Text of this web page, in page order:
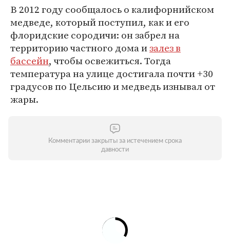
В 2012 году сообщалось о калифорнийском
медведе, который поступил, как и его
флоридские сородичи: он забрел на
территорию частного дома изалез в
бассейн, чтобы освежиться. Тогда
температура на улице достигала почти +30
градусов по Цельсию и медведь изнывал от
жары.
Комментарии закрыты за истечением срока
давности